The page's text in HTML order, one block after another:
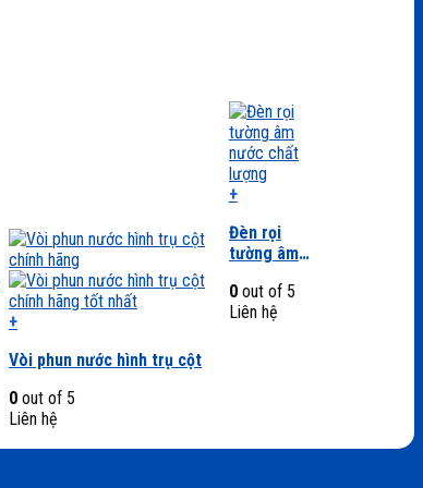
+
phẩm
có
nhiều
biến
Vòi phun nước hình trụ cột
0 out of 5
Liên hệ
+
phẩm
này
nhiều
biến
Đèn rọi
tường âm
PG215G
0out of 5
Liên hệ